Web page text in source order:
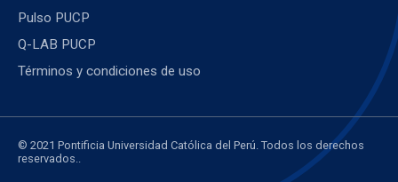
Pulso PUCP
Q-LAB PUCP
Términos y condiciones de uso
© 2021 Pontificia Universidad Católica del Perú. Todos los derechos
reservados..